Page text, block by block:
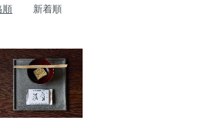
順 新着順